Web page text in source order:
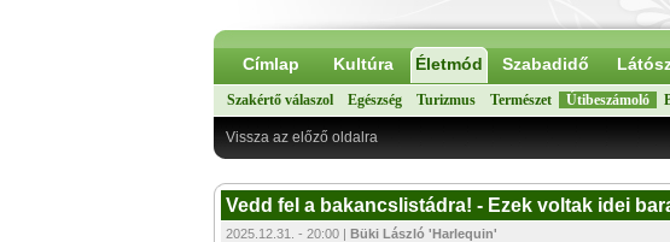
Címlap Kultúra Életmód Szabadidő
Szakértő válaszol Egészség Turizmus Természet Útibeszámoló
Vissza az előző oldalra
Vedd fel a bakancslistádra! - Ezek voltak idei
2025.12.31. - 20:00 | Büki László 'Harlequin'